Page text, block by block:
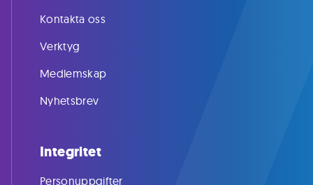
Kontakta oss
Verktyg
Medlemskap
Nyhetsbrev
Integritet
Personuppgifter